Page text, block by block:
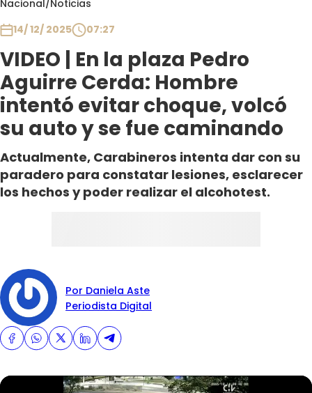
Nacional/Noticias
14/ 12/ 2025
07:27
VIDEO | En la plaza Pedro
Aguirre Cerda: Hombre
intentó evitar choque, volcó
su auto y se fue caminando
Actualmente, Carabineros intenta dar con su
paradero para constatar lesiones, esclarecer
los hechos y poder realizar el alcohotest.
Por Daniela Aste
Periodista Digital
Club De La Comedia
Contigo en Directo
Plan Perfecto
El Tiempo
Sabingo
Todos Los Programas